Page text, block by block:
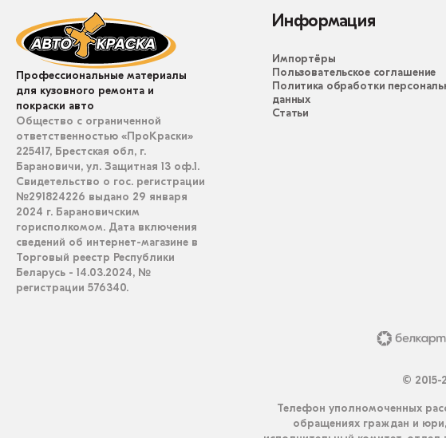
Профессиональные материалы
для кузовного ремонта и
покраски авто
Общество с ограниченной
ответственностью «ПроКраски»
225417, Брестская обл, г.
Барановичи, ул. Защитная 13 оф.1.
Свидетельство о гос. регистрации
№291824226 выдано 29 января
2024 г. Барановичским
горисполкомом. Дата включения
сведений об интернет-магазине в
Торговый реестр Республики
Беларусь - 14.03.2024, №
регистрации 576340.
Информация
Импортёры
Пользовательское соглашение
Политика обработки
данных
Статьи
© 2015-
Телефон уполномоченных
обращениях граждан и